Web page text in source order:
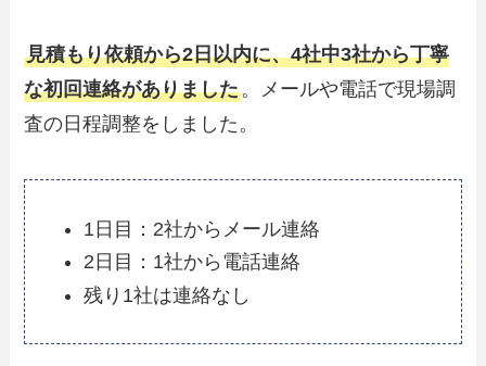
見積もり依頼から2日以内に、4社中3社から丁寧
な初回連絡がありました。メールや電話で現場調
査の日程調整をしました。
1日目：2社からメール連絡
2日目：1社から電話連絡
残り1社は連絡なし